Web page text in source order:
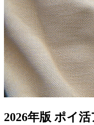
2026年版 ポイ